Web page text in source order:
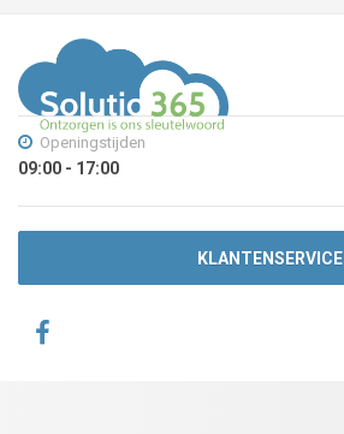
Openingstijden
09:00 - 17:00
KLANTENSERVICE